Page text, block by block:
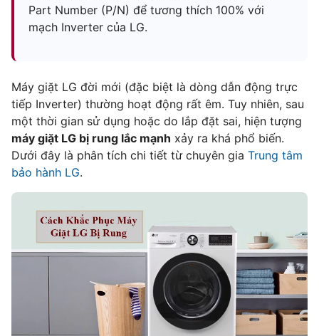
Part Number (P/N) để tương thích 100% với
mạch Inverter của LG.
Máy giặt LG đời mới (đặc biệt là dòng dẫn động trực
tiếp Inverter) thường hoạt động rất êm. Tuy nhiên, sau
một thời gian sử dụng hoặc do lắp đặt sai, hiện tượng
máy giặt LG bị rung lắc mạnh xảy ra khá phổ biến.
Dưới đây là phân tích chi tiết từ chuyên gia Trung tâm
bảo hành LG.